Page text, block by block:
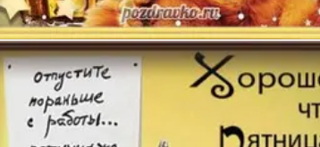
с пятницей с бокалом, котом и